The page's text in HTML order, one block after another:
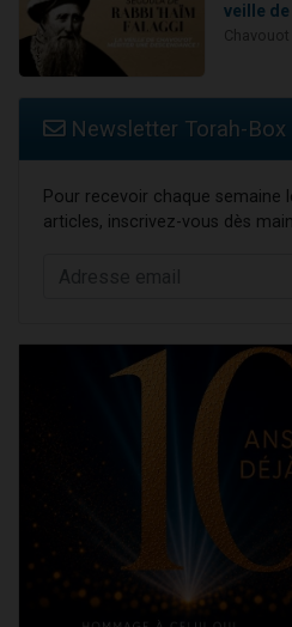
veille
Newsletter Torah-Box
Pour recevoir chaque semaine
articles, inscrivez-vous dès